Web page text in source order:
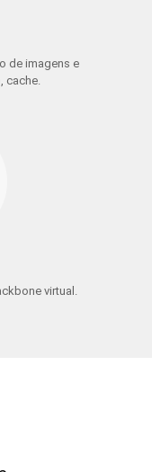
de imagens e
cache.
virtual.